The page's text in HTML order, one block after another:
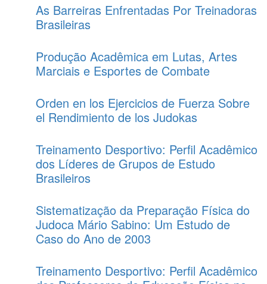
As Barreiras Enfrentadas Por Treinadoras
Brasileiras
Produção Acadêmica em Lutas, Artes
Marciais e Esportes de Combate
Orden en los Ejercicios de Fuerza Sobre
el Rendimiento de los Judokas
Treinamento Desportivo: Perfil Acadêmico
dos Líderes de Grupos de Estudo
Brasileiros
Sistematização da Preparação Física do
Judoca Mário Sabino: Um Estudo de
Caso do Ano de 2003
Treinamento Desportivo: Perfil Acadêmico